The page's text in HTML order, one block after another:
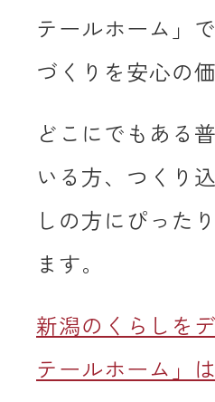
テールホーム」
づくりを安心の
どこにでもある
いる方、つくり
しの方にぴった
ます。
新潟のくらしを
テールホーム」